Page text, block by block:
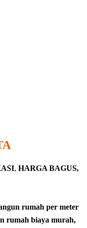
, HARGA BAGUS,
rumah per meter
rumah biaya murah,